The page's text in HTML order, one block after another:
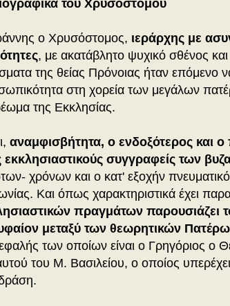
του Χρυσοστόμου
ο Χρυσόστομος, ιεράρχης με
, με ακατάβλητο ψυχικό σθένος
της θείας Πρόνοιας ήταν επόμενο
στη χορεία των μεγάλων
της Εκκλησίας.
αναμφισβήτητα, ο ενδοξότερος και
εκκλησιαστικούς συγγραφείς των
χρόνων και ο κατ' εξοχήν
Και όπως χαρακτηριστικά έχει
πραγμάτων παρουσιάζει
μεταξύ των θεωρητικών
των οποίων είναι ο Γρηγόριος ο
του Μ. Βασιλείου, ο οποίος